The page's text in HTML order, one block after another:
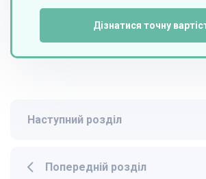
Дізнатися точну
Попередній розділ
Наступний розділ